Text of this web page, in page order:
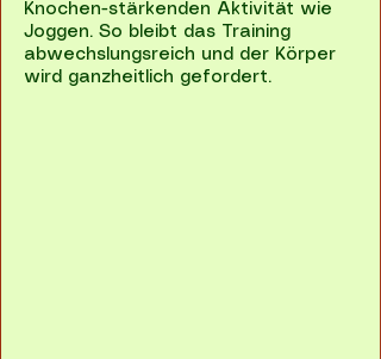
Knochen-stärkenden Aktivität wie
Joggen. So bleibt das Training
abwechslungsreich und der Körper
wird ganzheitlich gefordert.